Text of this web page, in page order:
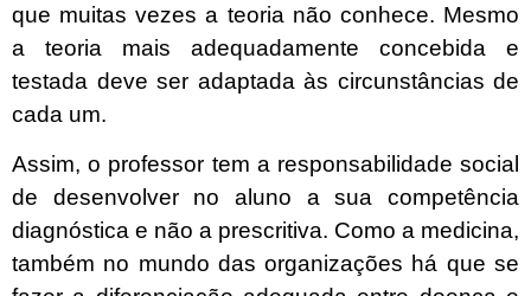
que muitas vezes a teoria não conhece. Mesmo
a teoria mais adequadamente concebida e
testada deve ser adaptada às circunstâncias de
cada um.
Assim, o professor tem a responsabilidade social
de desenvolver no aluno a sua competência
diagnóstica e não a prescritiva. Como a medicina,
também no mundo das organizações há que se